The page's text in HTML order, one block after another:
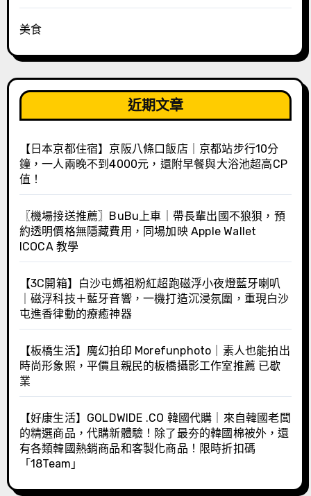
美食
近期文章
【日本京都住宿】京阪八條口飯店｜京都站步行10分
鐘，一人兩晚不到4000元，還附早餐與大浴池超高CP
值！
〖機場接送推薦〗BuBu上車｜帶長輩出國不狼狽，預
約透明價格無隱藏費用，同場加映 Apple Wallet
ICOCA 教學
【3C開箱】白沙屯媽祖粉紅超跑磁浮小夜燈藍牙喇叭
｜磁浮科技＋藍牙音響，一機打造沉浸氛圍，重現白沙
屯進香律動的療癒神器
【板橋生活】魔幻拍印 Morefunphoto｜素人也能拍出
時尚形象照，平價且親民的板橋攝影工作室推薦 已歇
業
【好康生活】GOLDWIDE .CO 韓國代購｜來自韓國老闆
的精選商品，代購新體驗！除了最夯的韓國棉被外，還
有各類韓國熱銷商品和客製化商品！限時折扣碼
「18Team」